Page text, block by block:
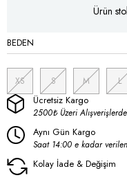
Ürün
BEDEN
XS S M L
Ücretsiz Kargo
2500₺ Üzeri Alışverişlerde
Aynı Gün Kargo
Saat 14:00 e kadar
Kolay İade & Değişim